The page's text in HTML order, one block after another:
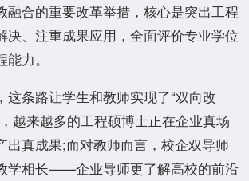
融合的重要改革举措，核心是突出工程
决、注重成果应用，全面评价专业学位
力。
这条路让学生和教师实现了“双向改
越来越多的工程硕博士正在企业真场
出真成果;而对教师而言，校企双导师
学相长——企业导师更了解高校的前沿